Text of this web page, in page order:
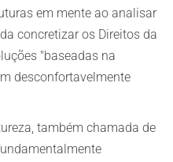
em mente ao analisar
concretizar os Direitos da
"baseadas na
desconfortavelmente
também chamada de